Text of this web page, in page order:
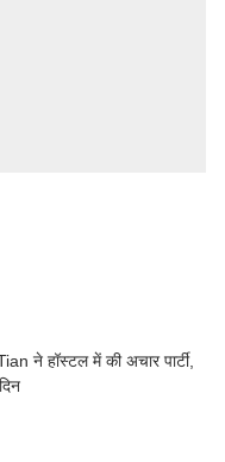
ने हॉस्टल में की अचार पार्टी,